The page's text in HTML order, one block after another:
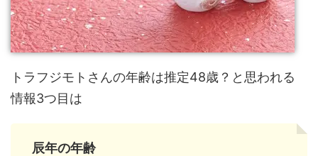
トラフジモトさんの年齢は推定48歳？と思われる
情報3つ目は
辰年の年齢